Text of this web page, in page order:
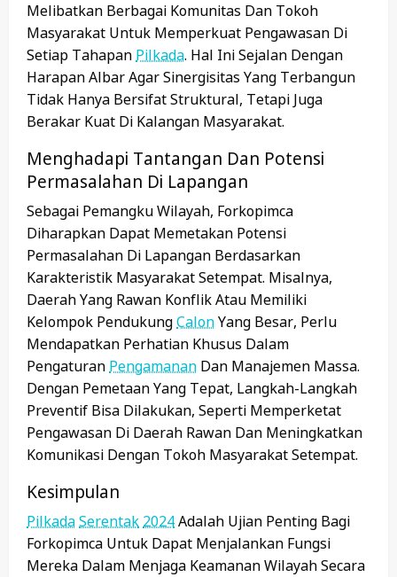
Melibatkan Berbagai Komunitas Dan Tokoh
Masyarakat Untuk Memperkuat Pengawasan Di
Setiap Tahapan Pilkada. Hal Ini Sejalan Dengan
Harapan Albar Agar Sinergisitas Yang Terbangun
Tidak Hanya Bersifat Struktural, Tetapi Juga
Berakar Kuat Di Kalangan Masyarakat.
Menghadapi Tantangan Dan Potensi
Permasalahan Di Lapangan
Sebagai Pemangku Wilayah, Forkopimca
Diharapkan Dapat Memetakan Potensi
Permasalahan Di Lapangan Berdasarkan
Karakteristik Masyarakat Setempat. Misalnya,
Daerah Yang Rawan Konflik Atau Memiliki
Kelompok PendukungCalonYang Besar, Perlu
Mendapatkan Perhatian Khusus Dalam
Pengaturan Pengamanan Dan Manajemen Massa.
Dengan Pemetaan Yang Tepat, Langkah-Langkah
Preventif Bisa Dilakukan, Seperti Memperketat
Pengawasan Di Daerah Rawan Dan Meningkatkan
Komunikasi Dengan Tokoh Masyarakat Setempat.
Kesimpulan
PilkadaSerentak 2024Adalah Ujian Penting Bagi
Forkopimca Untuk Dapat Menjalankan Fungsi
Mereka Dalam Menjaga Keamanan Wilayah Secara